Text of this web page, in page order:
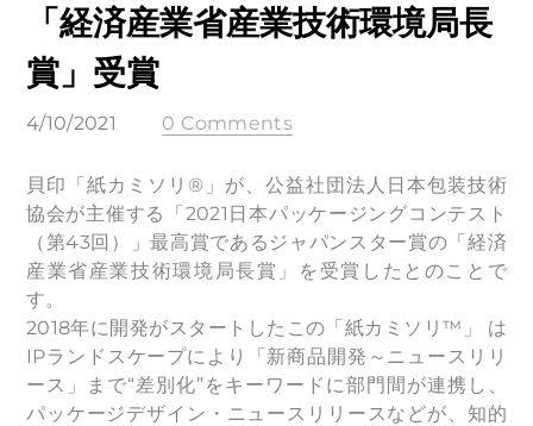
「経済産業省産業技術環境局長
賞」受賞
4/10/2021 0 Comments
貝印「紙カミソリ®」が、公益社団法人日本包装技術
協会が主催する「2021日本パッケージングコンテスト
（第43回）」最高賞であるジャパンスター賞の「経済
産業省産業技術環境局長賞」を受賞したとのことで
す。
2018年に開発がスタートしたこの「紙カミソリ™」 は
IPランドスケープにより「新商品開発～ニュースリリ
ース」まで“差別化”をキーワードに部門間が連携し、
パッケージデザイン・ニュースリリースなどが、知的